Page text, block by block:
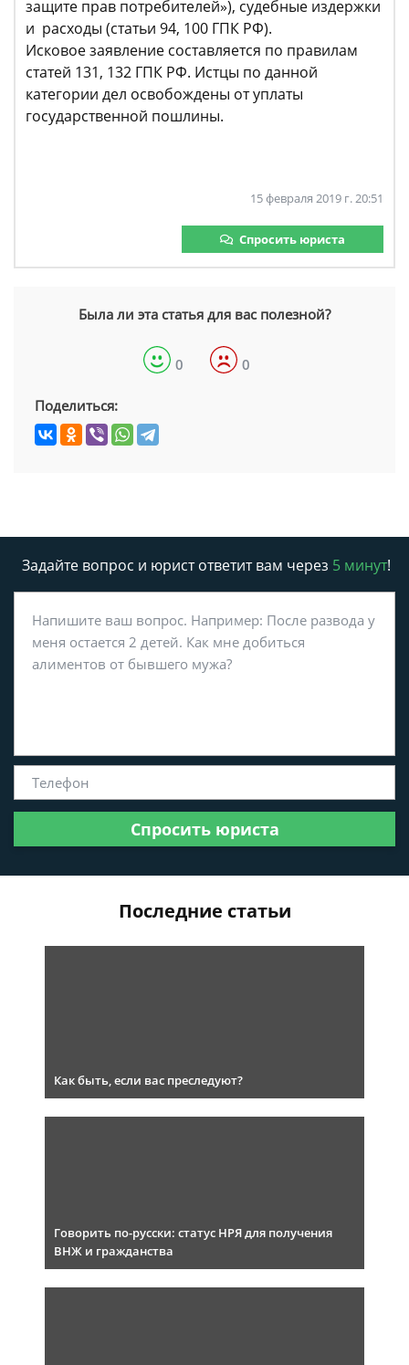
защите прав потребителей»), судебные издержки
и расходы (статьи 94, 100 ГПК РФ).
Исковое заявление составляется по правилам
статей 131, 132 ГПК РФ. Истцы по данной
категории дел освобождены от уплаты
государственной пошлины.
15 февраля 2019 г. 20:51
Спросить юриста
Была ли эта статья для вас полезной?
0 0
Поделиться:
Задайте вопрос и юрист ответит вам через 5 минут!
Спросить юриста
Последние статьи
Как быть, если вас преследуют?
Говорить по-русски: статус НРЯ для получения
ВНЖ и гражданства